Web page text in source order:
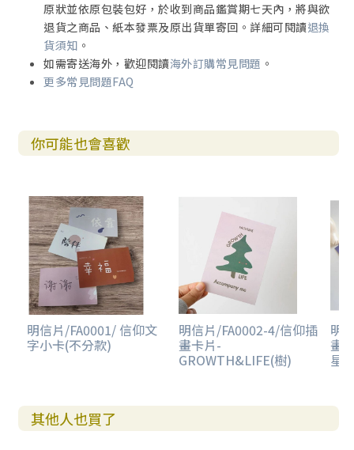
原狀並依原包裝包好，於收到商品鑑賞期七天內，將與欲
退貨之商品、紙本發票及原出貨單寄回。詳細可閱讀退換
貨須知 。
如需寄送海外，歡迎閱讀海外訂購常見問題 。
更多常見問題FAQ
你可能也會喜歡
明信片/FA0001/ 信仰文
字小卡(不分款)
明信片/FA0002-4/信仰插
畫卡片-
GROWTH&LIFE(樹)
明
畫
星)
其他人也買了